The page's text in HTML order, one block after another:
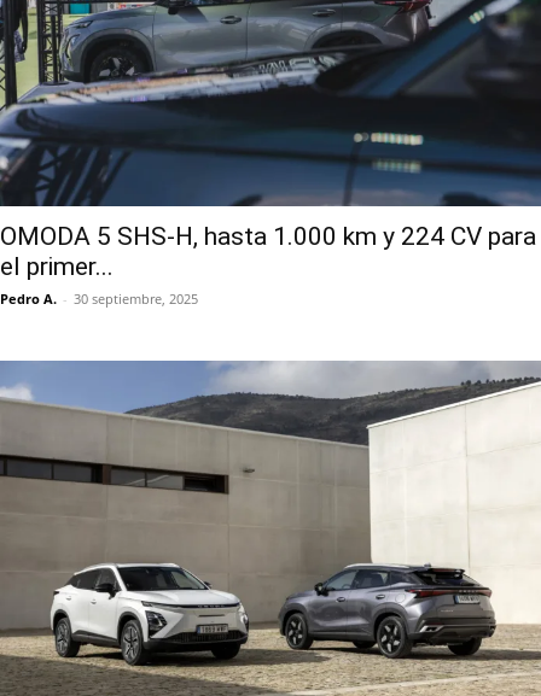
OMODA 5 SHS-H, hasta 1.000 km y 224 CV para
el primer...
Pedro A. - 30 septiembre, 2025